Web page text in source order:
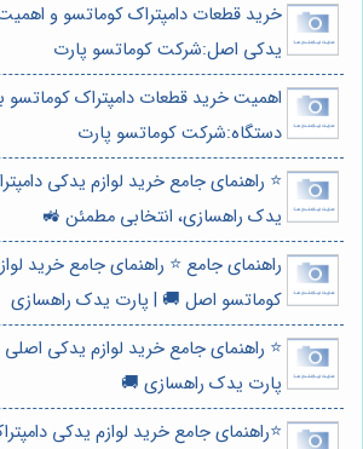
خرید قطعات دامپتراک کوماتسو و اهمیت
یدکی اصل:شرکت کوماتسو پارت
اهمیت خرید قطعات دامپتراک کوماتسو
دستگاه:شرکت کوماتسو پارت
⭐️ راهنمای جامع خرید لوازم یدکی
یدک راهسازی، انتخابی مطمئن 🚜
راهنمای جامع ⭐️ راهنمای جامع خرید
کوماتسو اصل 🚚 | پارت یدک راهسازی
⭐️ راهنمای جامع خرید لوازم یدکی اصلی
پارت یدک راهسازی 🚚
⭐️راهنمای جامع خرید لوازم یدکی